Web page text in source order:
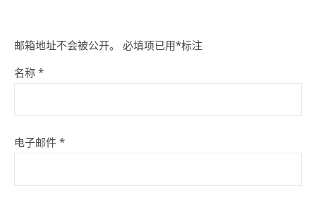
邮箱地址不会被公开。 必填项已用*标注
名称 *
电子邮件 *